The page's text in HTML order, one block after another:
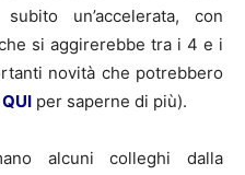
un’accelerata, con
si aggirerebbe tra i 4 e i
novità che potrebbero
QUI per saperne di più).
alcuni colleghi dalla